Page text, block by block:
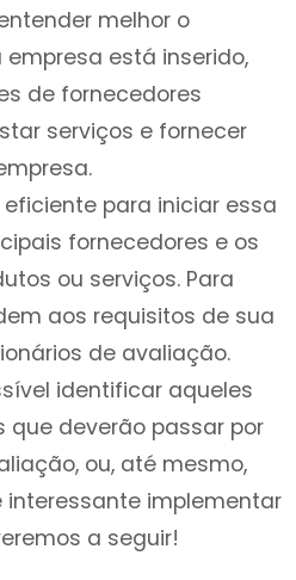
melhor o
está inserido,
de fornecedores
serviços e fornecer
para iniciar essa
fornecedores e os
ou serviços. Para
aos requisitos de sua
de avaliação.
identificar aqueles
que deverão passar por
ou, até mesmo,
interessante implementar
a seguir!